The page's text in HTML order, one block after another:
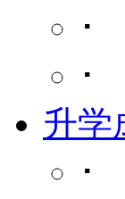
･
･
升学
･